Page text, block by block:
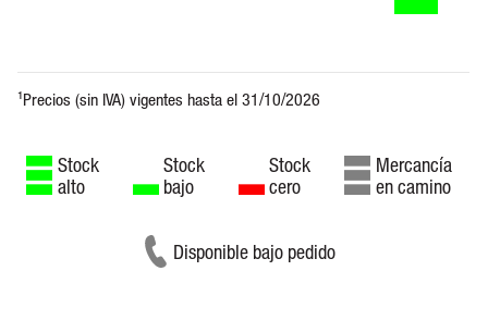
Stock
alto
Stock
bajo
Stock
cero
Mercancía
en camino
Disponible bajo pedido